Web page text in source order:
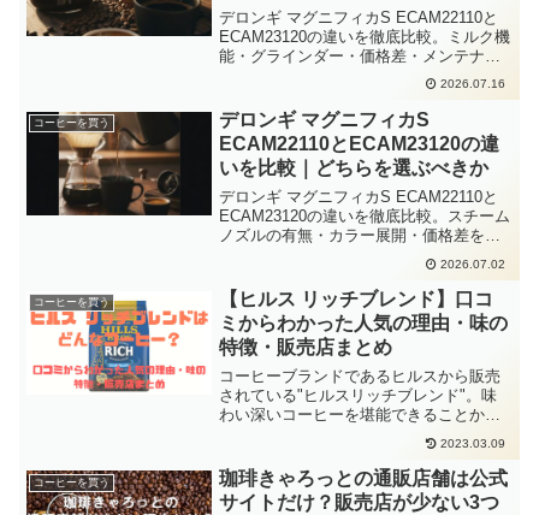
デロンギ マグニフィカS ECAM22110と
ECAM23120の違いを徹底比較。ミルク機
能・グラインダー・価格差・メンテナン
スまで2026年最新情報をもとに詳しく解
説。どちらを選ぶべきか迷っている方の
決断を後押しします。
2026.07.16
コーヒーを買う
デロンギ マグニフィカS
ECAM22110とECAM23120の違
いを比較｜どちらを選ぶべきか
デロンギ マグニフィカS ECAM22110と
ECAM23120の違いを徹底比較。スチーム
ノズルの有無・カラー展開・価格差を一
覧表で整理し、ブラック派かミルク派か
で選ぶべきモデルがすぐわかります。
2026.07.02
コーヒーを買う
【ヒルス リッチブレンド】口コ
ミからわかった人気の理由・味の
特徴・販売店まとめ
コーヒーブランドであるヒルスから販売
されている"ヒルスリッチブレンド"。味
わい深いコーヒーを堪能できることか
ら、amazonなどの通販でも非常に人気の
商品になっています。今回はそんなヒル
スリッチブレンドについて、詳しく解説
していきます。
2023.03.09
コーヒーを買う
珈琲きゃろっとの通販店舗は公式
サイトだけ？販売店が少ない3つ